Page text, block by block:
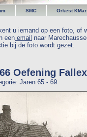
SMC Orkest KMar
u iemand op een foto, of
een email naar
bij de foto wordt gezet.
Oefening Fallex
Jaren 65 - 69